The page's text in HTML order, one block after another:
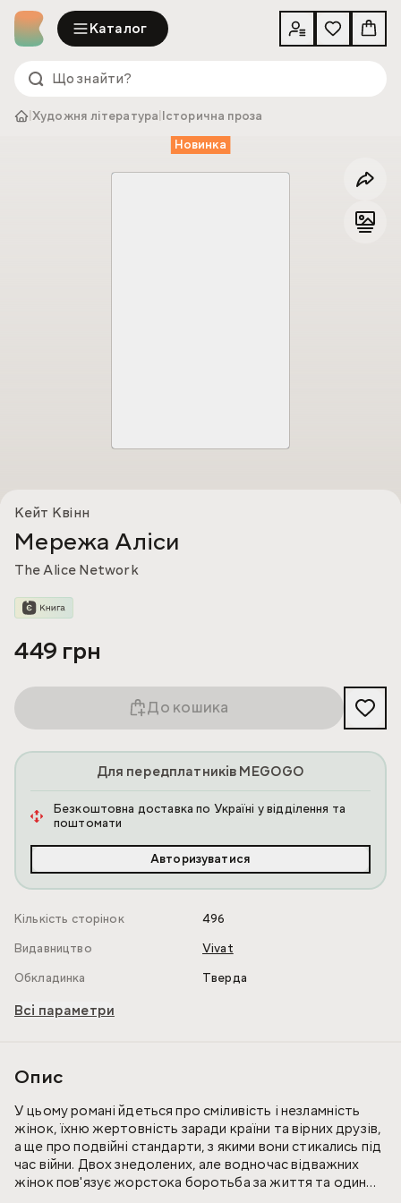
Каталог
|Художня література Історична проза
Новинка
Кейт Квінн
Мережа Аліси
The Alice Network
449 грн
До кошика
Для передплатників MEGOGO
Безкоштовна доставка по Україні у відділення та
поштомати
Авторизуватися
Кількість сторінок
496
Видавництво
Vivat
Обкладинка
Тверда
Всі параметри
Опис
У цьому романі йдеться про сміливість і незламність
жінок, їхню жертовність заради країни та вірних друзів,
а ще про подвійні стандарти, з якими вони стикались під
час війни. Двох знедолених, але водночас відважних
жінок пов'язує жорстока боротьба за життя та один